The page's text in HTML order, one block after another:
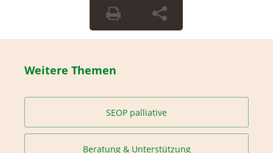
Weitere Themen
SEOP palliative
Beratung & Unterstützung